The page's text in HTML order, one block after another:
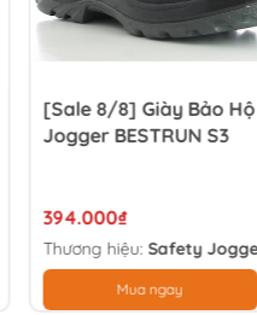
[Sale 8/8] Giày Bảo Hộ
Jogger BESTRUN S3
394.000₫
Thương hiệu: Safety
Mua ngay